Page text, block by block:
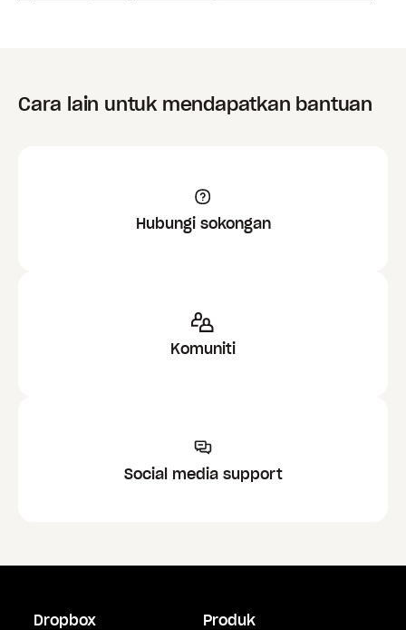
Cara lain untuk mendapatkan bantuan
Hubungi sokongan
Komuniti
Social media support
Dropbox Produk